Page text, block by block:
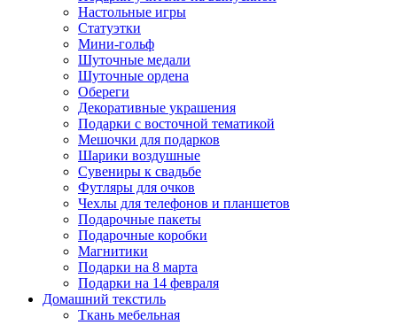
Настольные игры
Статуэтки
Мини-гольф
Шуточные медали
Шуточные ордена
Обереги
Декоративные украшения
Подарки с восточной тематикой
Мешочки для подарков
Шарики воздушные
Сувениры к свадьбе
Футляры для очков
Чехлы для телефонов и планшетов
Подарочные пакеты
Подарочные коробки
Магнитики
Подарки на 8 марта
Подарки на 14 февраля
Домашний текстиль
Ткань мебельная